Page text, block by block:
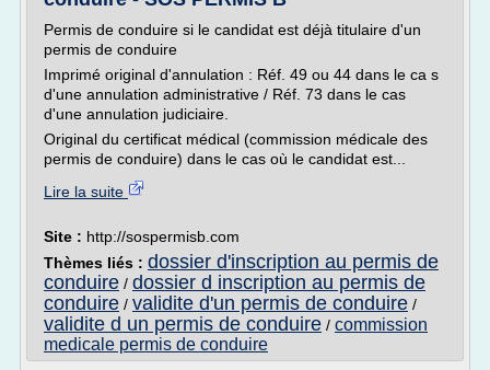
Permis de conduire si le candidat est déjà titulaire d'un
permis de conduire
Imprimé original d'annulation : Réf. 49 ou 44 dans le ca s
d'une annulation administrative / Réf. 73 dans le cas
d'une annulation judiciaire.
Original du certificat médical (commission médicale des
permis de conduire) dans le cas où le candidat est...
Lire la suite
Site : http://sospermisb.com
Thèmes liés : dossier d'inscription au permis de
conduire / dossier d inscription au permis de
conduire / validite d'un permis de conduire /
validite d un permis de conduire / commission
medicale permis de conduire